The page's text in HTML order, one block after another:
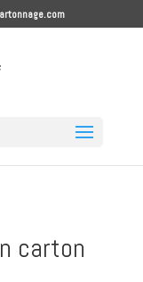
carton